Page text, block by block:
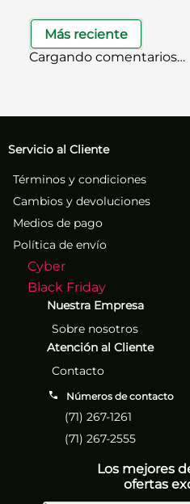
Más reciente
Cargando comentarios…
Servicio al Cliente
Términos y condiciones
Cambios y devoluciones
Medios de pago
Política de envío
Cyber
Black Friday
Nuestra Empresa
Sobre nosotros
Atención al Cliente
Contacto
Números de contacto
(71) 267-1261
(71) 267-2555
Los mejores
ofertas